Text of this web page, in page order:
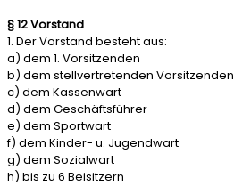
§ 12 Vorstand
1. Der Vorstand besteht aus:
a) dem 1. Vorsitzenden
b) dem stellvertretenden Vorsitzenden
c) dem Kassenwart
d) dem Geschäftsführer
e) dem Sportwart
f) dem Kinder- u. Jugendwart
g) dem Sozialwart
h) bis zu 6 Beisitzern